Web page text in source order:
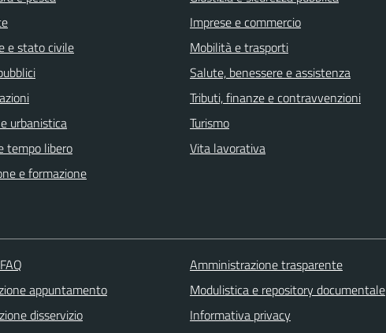
e stato civile
urbanistica
tempo libero
e formazione
Imprese e commercio
Mobilità e trasporti
Salute, benessere e assistenza
Tributi, finanze e contravvenzioni
Turismo
Vita lavorativa
appuntamento
disservizio
Amministrazione trasparente
Modulistica e repository documentale
Informativa privacy